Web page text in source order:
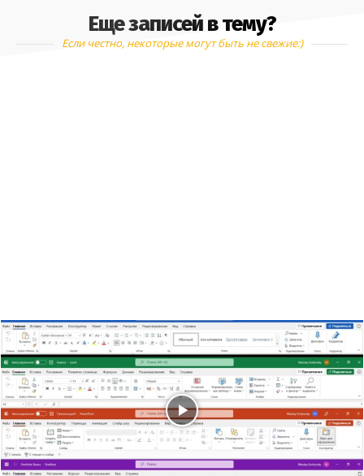
Еще записей в тему?
Если честно, некоторые могут быть не свежие:)